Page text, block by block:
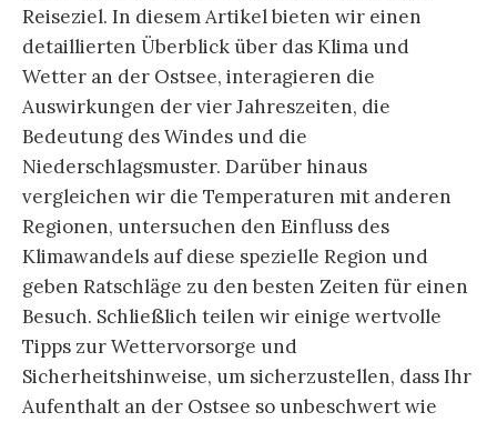
Reiseziel. In diesem Artikel bieten wir einen
detaillierten Überblick über das Klima und
Wetter an der Ostsee, interagieren die
Auswirkungen der vier Jahreszeiten, die
Bedeutung des Windes und die
Niederschlagsmuster. Darüber hinaus
vergleichen wir die Temperaturen mit anderen
Regionen, untersuchen den Einfluss des
Klimawandels auf diese spezielle Region und
geben Ratschläge zu den besten Zeiten für einen
Besuch. Schließlich teilen wir einige wertvolle
Tipps zur Wettervorsorge und
Sicherheitshinweise, um sicherzustellen, dass Ihr
Aufenthalt an der Ostsee so unbeschwert wie